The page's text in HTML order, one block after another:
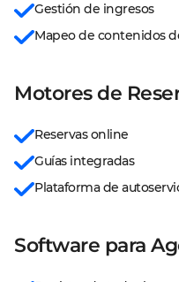
Gestión de ingresos
Mapeo de contenidos
Motores de
Reservas online
Guías integradas
Plataforma de
Software para